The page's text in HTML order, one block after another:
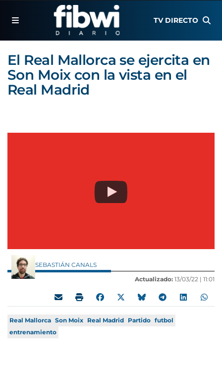
TV DIRECTO
El Real Mallorca se ejercita en
Son Moix con la vista en el
Real Madrid
SEBASTIÁN CANALS
Actualizado: 13/03/22 | 11:01
Real Mallorca Son Moix Real Madrid Partido futbol
entrenamiento